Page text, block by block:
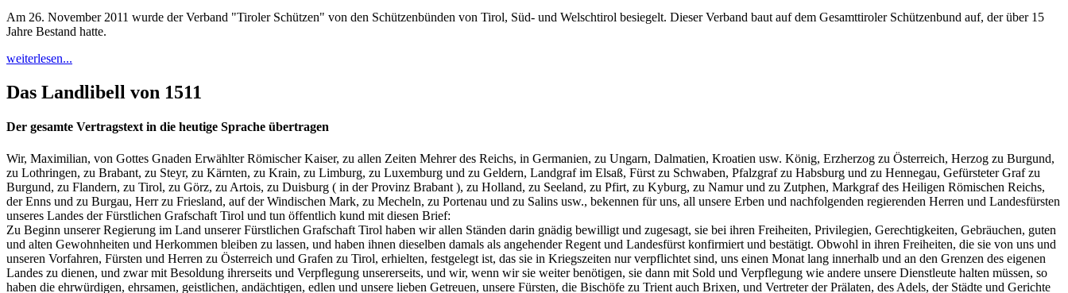
Am 26. November 2011 wurde der Verband "Tiroler Schützen" von den Schützenbünden von Tirol, Süd- und Welschtirol besiegelt. Dieser Verband baut auf dem Gesamttiroler Schützenbund auf, der über 15
Jahre Bestand hatte.
weiterlesen...
Das Landlibell von 1511
Der gesamte Vertragstext in die heutige Sprache übertragen
Wir, Maximilian, von Gottes Gnaden Erwählter Römischer Kaiser, zu allen Zeiten Mehrer des Reichs, in Germanien, zu Ungarn, Dalmatien, Kroatien usw. König, Erzherzog zu Österreich, Herzog zu Burgund,
zu Lothringen, zu Brabant, zu Steyr, zu Kärnten, zu Krain, zu Limburg, zu Luxemburg und zu Geldern, Landgraf im Elsaß, Fürst zu Schwaben, Pfalzgraf zu Habsburg und zu Hennegau, Gefürsteter Graf zu
Burgund, zu Flandern, zu Tirol, zu Görz, zu Artois, zu Duisburg ( in der Provinz Brabant ), zu Holland, zu Seeland, zu Pfirt, zu Kyburg, zu Namur und zu Zutphen, Markgraf des Heiligen Römischen Reichs,
der Enns und zu Burgau, Herr zu Friesland, auf der Windischen Mark, zu Mecheln, zu Portenau und zu Salins usw., bekennen für uns, all unsere Erben und nachfolgenden regierenden Herren und Landesfürsten
unseres Landes der Fürstlichen Grafschaft Tirol und tun öffentlich kund mit diesen Brief:
Zu Beginn unserer Regierung im Land unserer Fürstlichen Grafschaft Tirol haben wir allen Ständen darin gnädig bewilligt und zugesagt, sie bei ihren Freiheiten, Privilegien, Gerechtigkeiten, Gebräuchen, guten
und alten Gewohnheiten und Herkommen bleiben zu lassen, und haben ihnen dieselben damals als angehender Regent und Landesfürst konfirmiert und bestätigt. Obwohl in ihren Freiheiten, die sie von uns und
unseren Vorfahren, Fürsten und Herren zu Österreich und Grafen zu Tirol, erhielten, festgelegt ist, das sie in Kriegszeiten nur verpflichtet sind, uns einen Monat lang innerhalb und an den Grenzen des eigenen
Landes zu dienen, und zwar mit Besoldung ihrerseits und Verpflegung unsererseits, und wir, wenn wir sie weiter benötigen, sie dann mit Sold und Verpflegung wie andere unsere Dienstleute halten müssen, so
haben die ehrwürdigen, ehrsamen, geistlichen, andächtigen, edlen und unsere lieben Getreuen, unsere Fürsten, die Bischöfe zu Trient auch Brixen, und Vertreter der Prälaten, des Adels, der Städte und Gerichte